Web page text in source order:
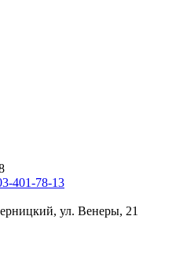
401-78-13
ул. Венеры, 21